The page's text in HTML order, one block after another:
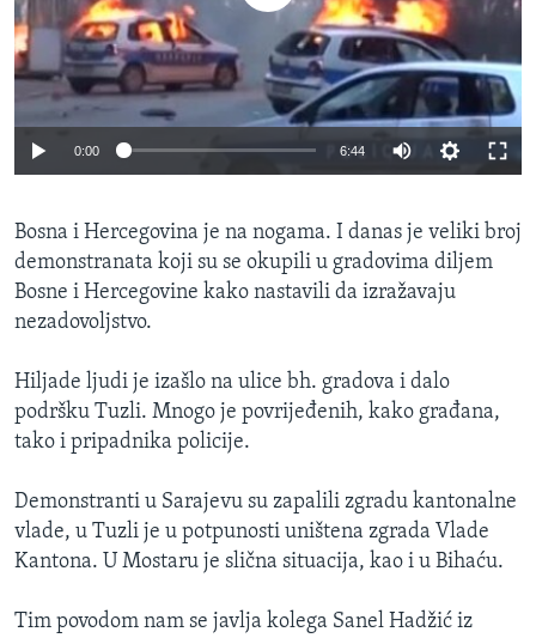
MAGAZIN
O GLASU AMERIKE
Learning English
Jezici
0:00 6:44
Bosna i Hercegovina je na nogama. I danas je veliki broj
demonstranata koji su se okupili u gradovima diljem
Bosne i Hercegovine kako nastavili da izražavaju
nezadovoljstvo.
Hiljade ljudi je izašlo na ulice bh. gradova i dalo
podršku Tuzli. Mnogo je povrijeđenih, kako građana,
tako i pripadnika policije.
Demonstranti u Sarajevu su zapalili zgradu kantonalne
vlade, u Tuzli je u potpunosti uništena zgrada Vlade
Kantona. U Mostaru je slična situacija, kao i u Bihaću.
Tim povodom nam se javlja kolega Sanel Hadžić iz